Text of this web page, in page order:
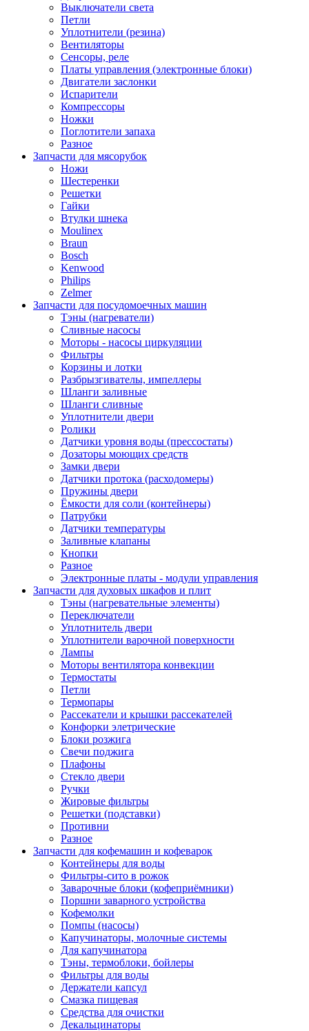
Выключатели света
Петли
Уплотнители (резина)
Вентиляторы
Сенсоры, реле
Платы управления (электронные блоки)
Двигатели заслонки
Испарители
Компрессоры
Ножки
Поглотители запаха
Разное
Запчасти для мясорубок
Ножи
Шестеренки
Решетки
Гайки
Втулки шнека
Moulinex
Braun
Bosch
Kenwood
Philips
Zelmer
Запчасти для посудомоечных машин
Тэны (нагреватели)
Сливные насосы
Моторы - насосы циркуляции
Фильтры
Корзины и лотки
Разбрызгивателы, импеллеры
Шланги заливные
Шланги сливные
Уплотнители двери
Ролики
Датчики уровня воды (прессостаты)
Дозаторы моющих средств
Замки двери
Датчики протока (расходомеры)
Пружины двери
Ёмкости для соли (контейнеры)
Патрубки
Датчики температуры
Заливные клапаны
Кнопки
Разное
Электронные платы - модули управления
Запчасти для духовых шкафов и плит
Тэны (нагревательные элементы)
Переключатели
Уплотнитель двери
Уплотнители варочной поверхности
Лампы
Моторы вентилятора конвекции
Термостаты
Петли
Термопары
Рассекатели и крышки рассекателей
Конфорки элетрические
Блоки розжига
Свечи поджига
Плафоны
Стекло двери
Ручки
Жировые фильтры
Решетки (подставки)
Противни
Разное
Запчасти для кофемашин и кофеварок
Контейнеры для воды
Фильтры-сито в рожок
Заварочные блоки (кофеприёмники)
Поршни заварного устройства
Кофемолки
Помпы (насосы)
Капучинаторы, молочные системы
Для капучинатора
Тэны, термоблоки, бойлеры
Фильтры для воды
Держатели капсул
Смазка пищевая
Средства для очистки
Декальцинаторы